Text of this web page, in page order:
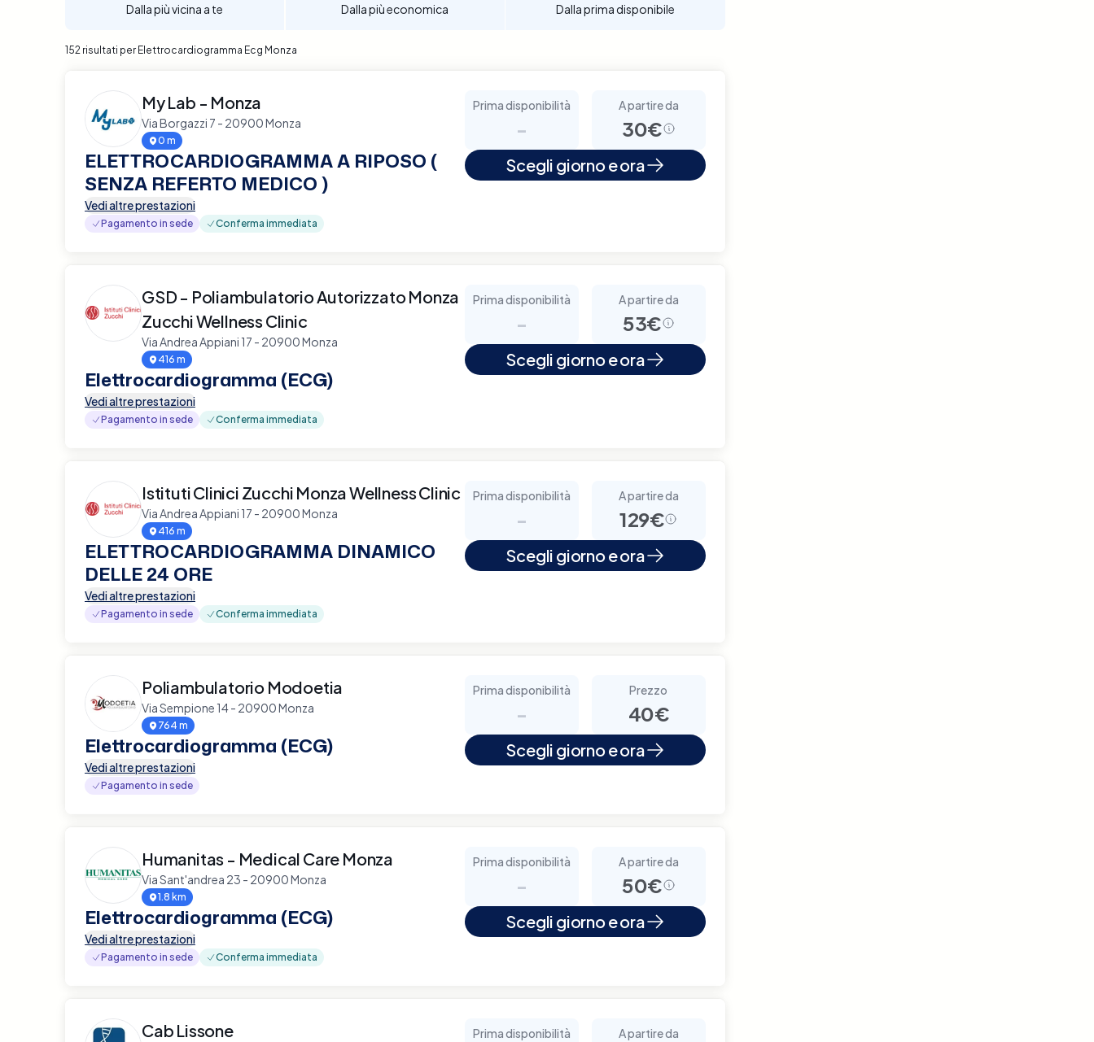
Dalla più vicina a te Dalla più economica Dalla prima disponibile
152 risultati per Elettrocardiogramma Ecg Monza
My Lab - Monza
Via Borgazzi 7 - 20900 Monza
0 m
ELETTROCARDIOGRAMMA A RIPOSO (
SENZA REFERTO MEDICO )
Vedi altre prestazioni
Pagamento in sede Conferma immediata
Prima disponibilità
-
A partire da
30€
Scegli giorno e ora
GSD - Poliambulatorio Autorizzato Monza
Zucchi Wellness Clinic
Via Andrea Appiani 17 - 20900 Monza
416 m
Elettrocardiogramma (ECG)
Vedi altre prestazioni
Pagamento in sede Conferma immediata
Prima disponibilità
-
A partire da
53€
Scegli giorno e ora
Istituti Clinici Zucchi Monza Wellness Clinic
Via Andrea Appiani 17 - 20900 Monza
416 m
ELETTROCARDIOGRAMMA DINAMICO
DELLE 24 ORE
Vedi altre prestazioni
Pagamento in sede Conferma immediata
Prima disponibilità
-
A partire da
129€
Scegli giorno e ora
Poliambulatorio Modoetia
Via Sempione 14 - 20900 Monza
764 m
Elettrocardiogramma (ECG)
Vedi altre prestazioni
Pagamento in sede
Prima disponibilità
-
Prezzo
40€
Scegli giorno e ora
Humanitas - Medical Care Monza
Via Sant'andrea 23 - 20900 Monza
1.8 km
Elettrocardiogramma (ECG)
Vedi altre prestazioni
Pagamento in sede Conferma immediata
Prima disponibilità
-
A partire da
50€
Scegli giorno e ora
Cab Lissone Prima disponibilità A partire da